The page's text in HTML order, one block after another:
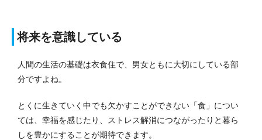
将来を意識している
人間の生活の基礎は衣食住で、男女ともに大切にしている部
分ですよね。
とくに生きていく中でも欠かすことができない「食」につい
ては、幸福を感じたり、ストレス解消につながったりと暮ら
しを豊かにすることが期待できます。